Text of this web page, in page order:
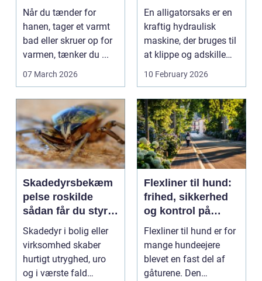
komfort og
energiforbrug
Når du tænder for
hanen, tager et varmt
bad eller skruer op for
varmen, tænker du ...
07 March 2026
metaller
En alligatorsaks er en
kraftig hydraulisk
maskine, der bruges til
at klippe og adskille
forskellige ...
10 February 2026
Skadedyrsbekæm
pelse roskilde
sådan får du styr
på ubudne gæster
Skadedyr i bolig eller
virksomhed skaber
hurtigt utryghed, uro
og i værste fald
Flexliner til hund:
frihed, sikkerhed
og kontrol på
gåturen
Flexliner til hund er for
mange hundeejere
blevet en fast del af
gåturene. Den